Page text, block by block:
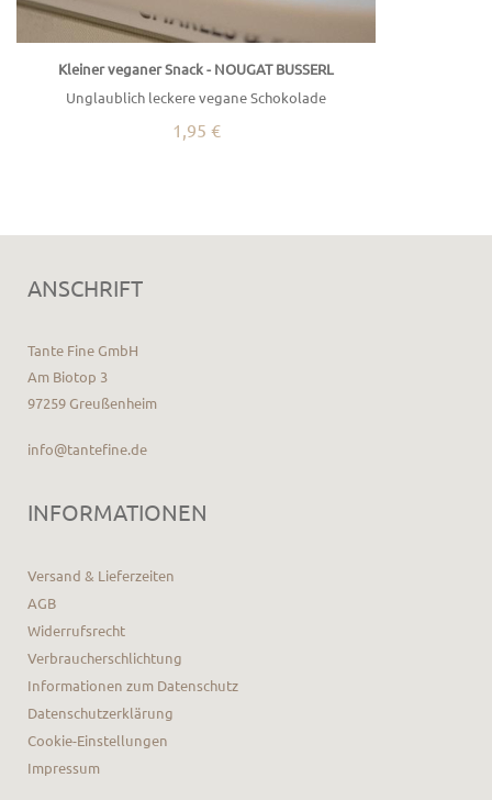
Kleiner veganer Snack - NOUGAT BUSSERL
Unglaublich leckere vegane Schokolade
1,95 €
ANSCHRIFT
Tante Fine GmbH
Am Biotop 3
97259 Greußenheim
info@tantefine.de
INFORMATIONEN
Versand & Lieferzeiten
AGB
Widerrufsrecht
Verbraucherschlichtung
Informationen zum Datenschutz
Datenschutzerklärung
Cookie-Einstellungen
Impressum